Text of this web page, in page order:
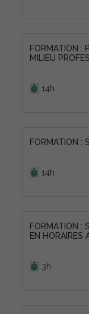
FORMATION :
MILIEU
14h
FORMATION :
14h
FORMATION :
EN HORAIRES
3h